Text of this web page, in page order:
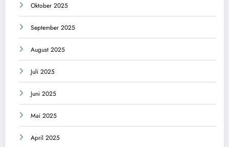
Oktober 2025
September 2025
August 2025
Juli 2025
Juni 2025
Mai 2025
April 2025